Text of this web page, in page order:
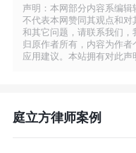
声明：本网部分内容系编
不代表本网赞同其观点和
和其它问题，请联系我们
归原作者所有，内容为作
应用建议。本站拥有对此声
庭立方律师案例